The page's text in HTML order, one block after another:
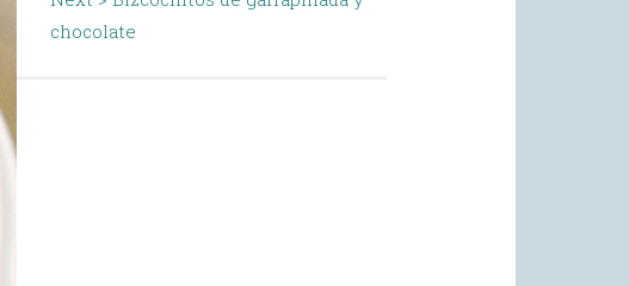
chocolate